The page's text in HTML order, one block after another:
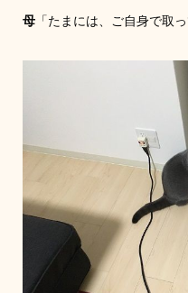
母「たまには、ご自身で取